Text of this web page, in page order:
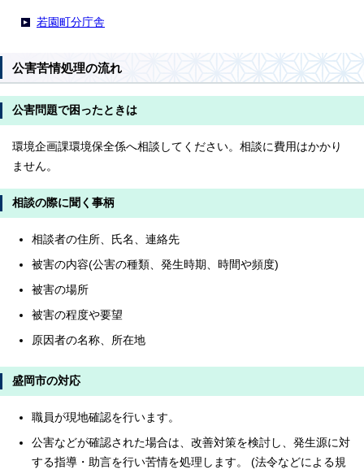
若園町分庁舎
公害苦情処理の流れ
公害問題で困ったときは
環境企画課環境保全係へ相談してください。相談に費用はかかり
ません。
相談の際に聞く事柄
相談者の住所、氏名、連絡先
被害の内容(公害の種類、発生時期、時間や頻度)
被害の場所
被害の程度や要望
原因者の名称、所在地
盛岡市の対応
職員が現地確認を行います。
公害などが確認された場合は、改善対策を検討し、発生源に対
する指導・助言を行い苦情を処理します。 (法令などによる規